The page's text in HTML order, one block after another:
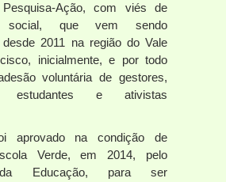
Ação, com viés de
social, que vem sendo
desde 2011 na região do Vale
inicialmente, e por todo
voluntária de gestores,
estudantes e ativistas
aprovado na condição de
Verde, em 2014, pelo
da Educação, para ser